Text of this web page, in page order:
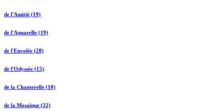
de l'Amitié (19)
de l'Aquarelle (19)
de l'Envolée (28)
de l'Odyssée (15)
de la Chanterelle (10)
de la Mosaïque (32)